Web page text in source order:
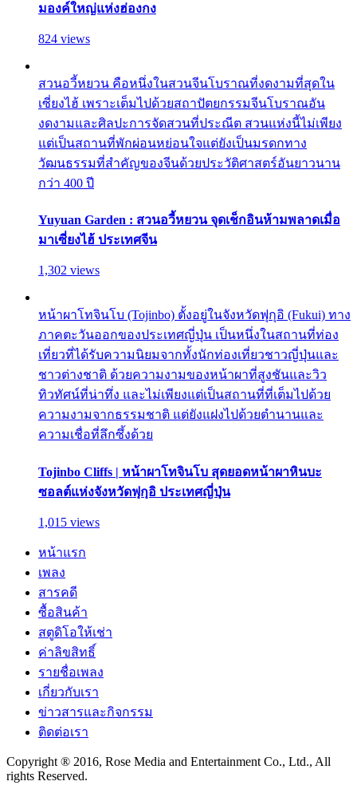
มองค์ใหญ่แห่งฮ่องกง
824 views
สวนอวี้หยวน คือหนึ่งในสวนจีนโบราณที่งดงามที่สุดใน
เซี่ยงไฮ้ เพราะเต็มไปด้วยสถาปัตยกรรมจีนโบราณอัน
งดงามและศิลปะการจัดสวนที่ประณีต สวนแห่งนี้ไม่เพียง
แต่เป็นสถานที่พักผ่อนหย่อนใจแต่ยังเป็นมรดกทาง
วัฒนธรรมที่สำคัญของจีนด้วยประวัติศาสตร์อันยาวนาน
กว่า 400 ปี
Yuyuan Garden : สวนอวี้หยวน จุดเช็กอินห้ามพลาดเมื่อ
มาเซี่ยงไฮ้ ประเทศจีน
1,302 views
หน้าผาโทจินโบ (Tojinbo) ตั้งอยู่ในจังหวัดฟุกุอิ (Fukui) ทาง
ภาคตะวันออกของประเทศญี่ปุ่น เป็นหนึ่งในสถานที่ท่อง
เที่ยวที่ได้รับความนิยมจากทั้งนักท่องเที่ยวชาวญี่ปุ่นและ
ชาวต่างชาติ ด้วยความงามของหน้าผาที่สูงชันและวิว
ทิวทัศน์ที่น่าทึ่ง และไม่เพียงแต่เป็นสถานที่ที่เต็มไปด้วย
ความงามจากธรรมชาติ แต่ยังแฝงไปด้วยตำนานและ
ความเชื่อที่ลึกซึ้งด้วย
Tojinbo Cliffs | หน้าผาโทจินโบ สุดยอดหน้าผาหินบะ
ซอลต์แห่งจังหวัดฟุกุอิ ประเทศญี่ปุ่น
1,015 views
หน้าแรก
เพลง
สารคดี
ซื้อสินค้า
สตูดิโอให้เช่า
ค่าลิขสิทธิ์
รายชื่อเพลง
เกี่ยวกับเรา
ข่าวสารและกิจกรรม
ติดต่อเรา
Copyright ® 2016, Rose Media and Entertainment Co., Ltd., All
rights Reserved.